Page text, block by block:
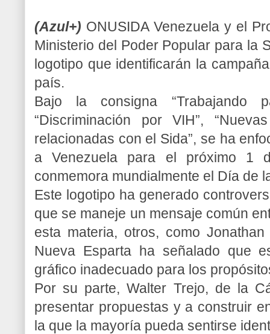
(Azul+) ONUSIDA Venezuela y el
Ministerio del Poder Popular para la
logotipo que identificarán la
país.
Bajo la consigna
“Discriminación por VIH”,
relacionadas con el Sida”, se ha
a Venezuela para el próximo 1
conmemora mundialmente el Día de
Este logotipo ha generado
que se maneje un mensaje común
esta materia, otros, como
Nueva Esparta ha señalado que
gráfico inadecuado para los
Por su parte, Walter Trejo, de
la
presentar propuestas y a construir
la que la mayoría pueda sentirse